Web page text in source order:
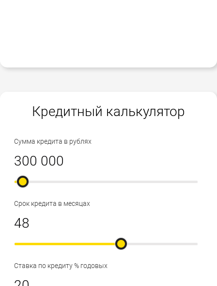
Кредитный калькулятор
Сумма кредита в рублях
Срок кредита в месяцах
Ставка по кредиту % годовых